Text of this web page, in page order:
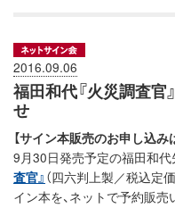
2016.09.06
福田和代『火災調査
せ
【サイン本販売のお申し込み
9月30日発売予定の福田和代
査官』 （四六判上製／税込定
イン本を、ネットで予約販売